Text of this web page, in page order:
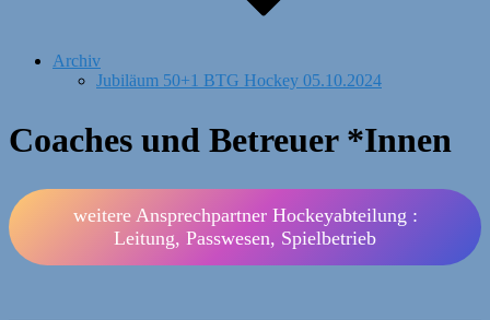
Archiv
Jubiläum 50+1 BTG Hockey 05.10.2024
Coaches und Betreuer *Innen
weitere Ansprechpartner Hockeyabteilung :
Leitung, Passwesen, Spielbetrieb